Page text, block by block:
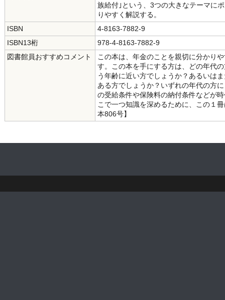
族給付｣という、3つの大きなテーマに
りやすく解説する。
ISBN
4-8163-7882-9
ISBN13桁
978-4-8163-7882-9
図書館員おすすめコメント
この本は、年金のことを親切に分かり
す。この本を手にする方は、どの年代
う年齢に近い方でしょうか？あるいは
ある方でしょうか？いずれの年代の方
の受給条件や保険料の納付条件などが
こで一つ知識を深めるために、この１
本806号】